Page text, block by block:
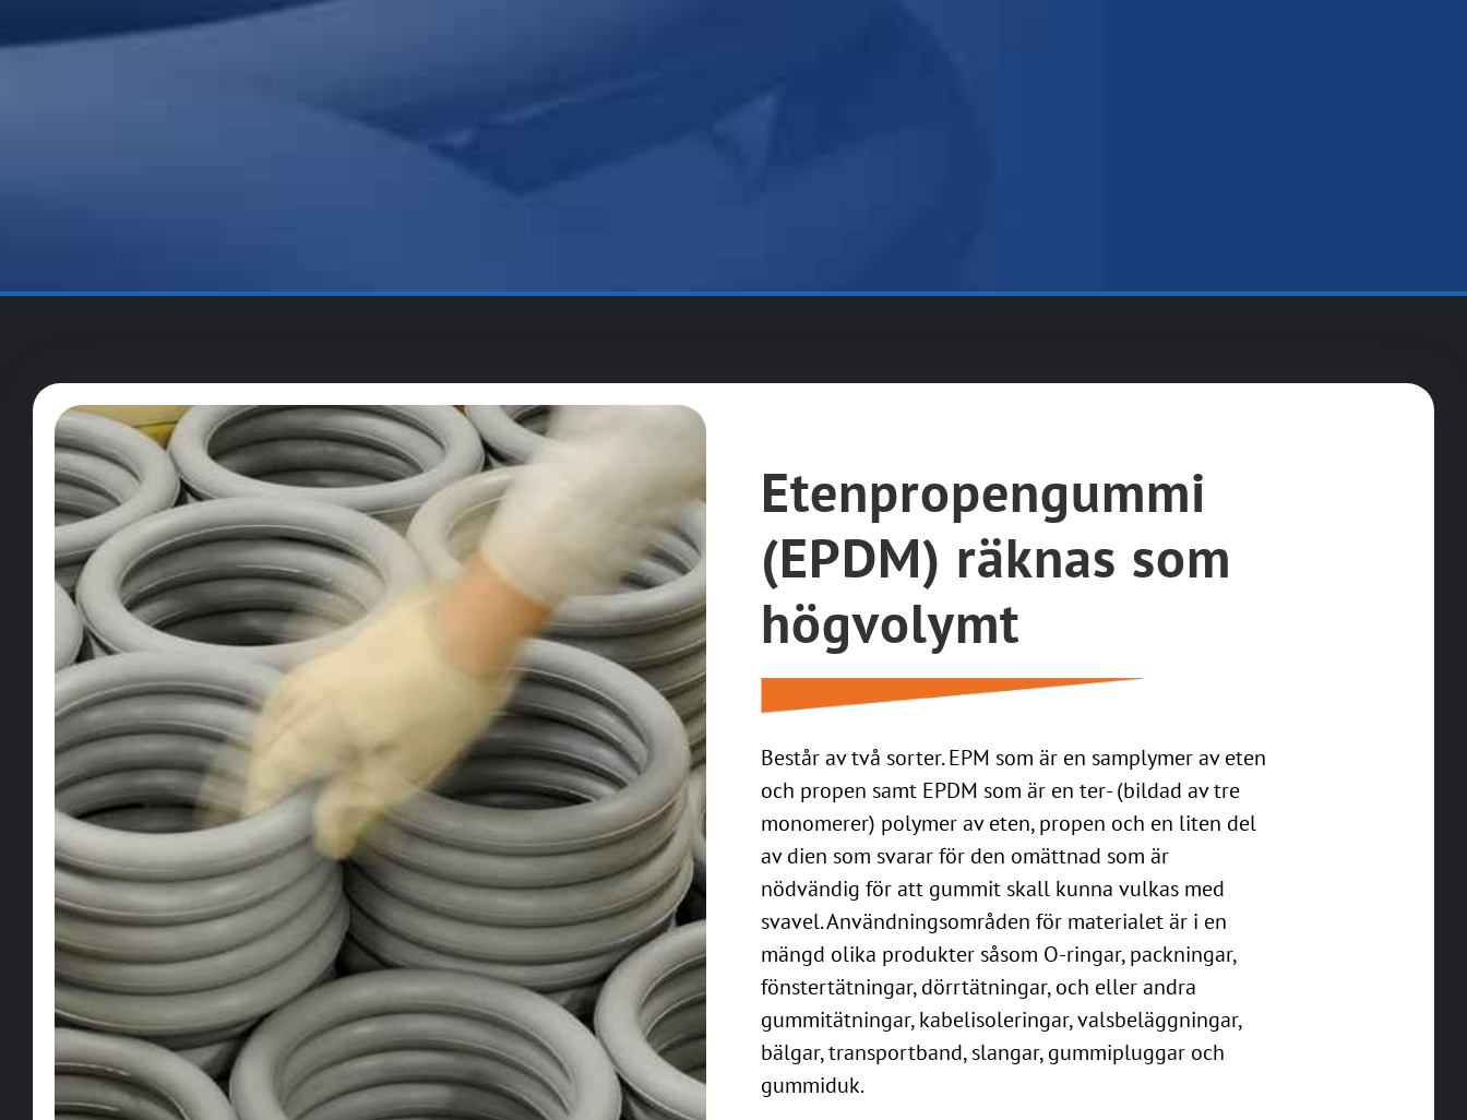
Etenpropengummi
(EPDM) räknas som
högvolymt
Består av två sorter. EPM som är en samplymer av eten
och propen samt EPDM som är en ter- (bildad av tre
monomerer) polymer av eten, propen och en liten del
av dien som svarar för den omättnad som är
nödvändig för att gummit skall kunna vulkas med
svavel. Användningsområden för materialet är i en
mängd olika produkter såsom O-ringar, packningar,
fönstertätningar, dörrtätningar, och eller andra
gummitätningar, kabelisoleringar, valsbeläggningar,
bälgar, transportband, slangar, gummipluggar och
gummiduk.